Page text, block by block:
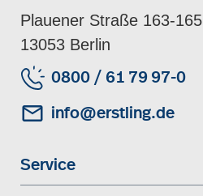
Plauener Straße 163-165
13053 Berlin
0800 / 61 79 97-0
info@erstling.de
Service